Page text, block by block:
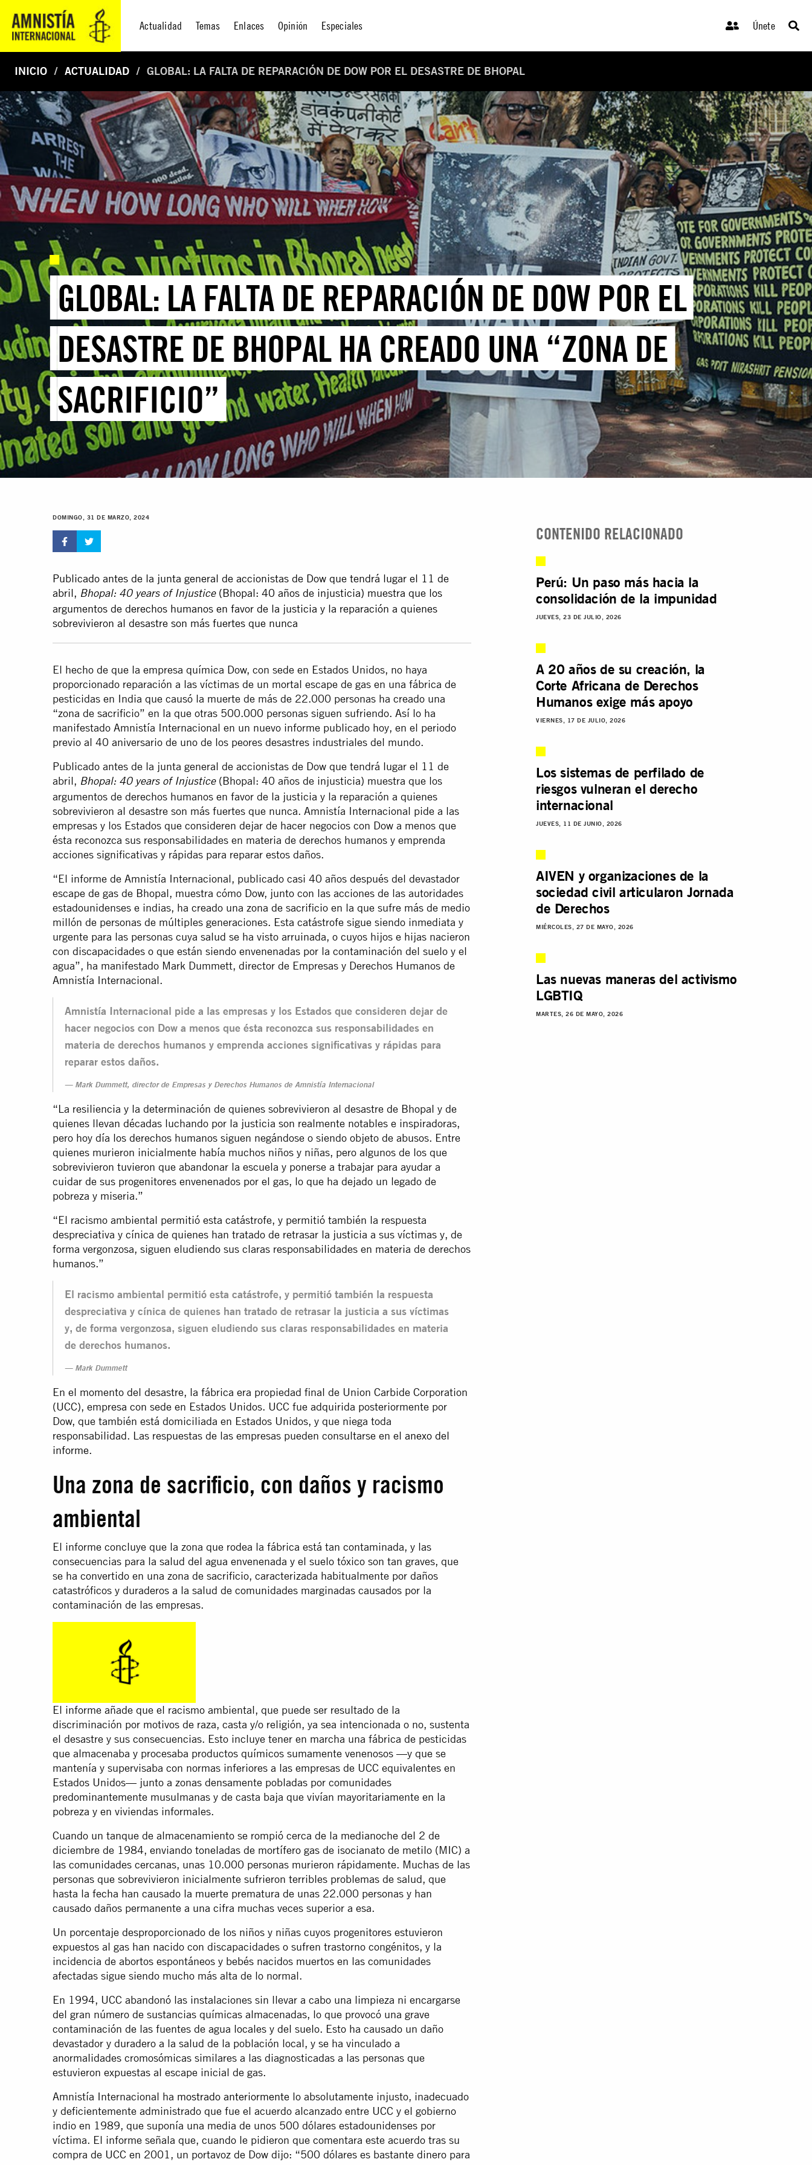
Actualidad Temas Enlaces Opinión Especiales Únete
INICIO ACTUALIDAD GLOBAL: LA FALTA DE REPARACIÓN DE DOW POR EL DESASTRE DE BHOPAL
GLOBAL: LA FALTA DE REPARACIÓN DE DOW POR EL
DESASTRE DE BHOPAL HA CREADO UNA “ZONA DE
SACRIFICIO”
DOMINGO, 31 DE MARZO, 2024
Publicado antes de la junta general de accionistas de Dow que tendrá lugar el 11 de
abril, Bhopal: 40 years of Injustice(Bhopal: 40 años de injusticia) muestra que los
argumentos de derechos humanos en favor de la justicia y la reparación a quienes
sobrevivieron al desastre son más fuertes que nunca
El hecho de que la empresa química Dow, con sede en Estados Unidos, no haya
proporcionado reparación a las víctimas de un mortal escape de gas en una fábrica de
pesticidas en India que causó la muerte de más de 22.000 personas ha creado una
“zona de sacrificio” en la que otras 500.000 personas siguen sufriendo. Así lo ha
manifestado Amnistía Internacional en un nuevo informe publicado hoy, en el periodo
previo al 40 aniversario de uno de los peores desastres industriales del mundo.
Publicado antes de la junta general de accionistas de Dow que tendrá lugar el 11 de
abril, Bhopal: 40 years of Injustice(Bhopal: 40 años de injusticia) muestra que los
argumentos de derechos humanos en favor de la justicia y la reparación a quienes
sobrevivieron al desastre son más fuertes que nunca. Amnistía Internacional pide a las
empresas y los Estados que consideren dejar de hacer negocios con Dow a menos que
ésta reconozca sus responsabilidades en materia de derechos humanos y emprenda
acciones significativas y rápidas para reparar estos daños.
“El informe de Amnistía Internacional, publicado casi 40 años después del devastador
escape de gas de Bhopal, muestra cómo Dow, junto con las acciones de las autoridades
estadounidenses e indias, ha creado una zona de sacrificio en la que sufre más de medio
millón de personas de múltiples generaciones. Esta catástrofe sigue siendo inmediata y
urgente para las personas cuya salud se ha visto arruinada, o cuyos hijos e hijas nacieron
con discapacidades o que están siendo envenenadas por la contaminación del suelo y el
agua”, ha manifestado Mark Dummett, director de Empresas y Derechos Humanos de
Amnistía Internacional.
Amnistía Internacional pide a las empresas y los Estados que consideren dejar de
hacer negocios con Dow a menos que ésta reconozca sus responsabilidades en
materia de derechos humanos y emprenda acciones significativas y rápidas para
reparar estos daños.
Mark Dummett, director de Empresas y Derechos Humanos de Amnistía Internacional
“La resiliencia y la determinación de quienes sobrevivieron al desastre de Bhopal y de
quienes llevan décadas luchando por la justicia son realmente notables e inspiradoras,
pero hoy día los derechos humanos siguen negándose o siendo objeto de abusos. Entre
quienes murieron inicialmente había muchos niños y niñas, pero algunos de los que
sobrevivieron tuvieron que abandonar la escuela y ponerse a trabajar para ayudar a
cuidar de sus progenitores envenenados por el gas, lo que ha dejado un legado de
pobreza y miseria.”
“El racismo ambiental permitió esta catástrofe, y permitió también la respuesta
despreciativa y cínica de quienes han tratado de retrasar la justicia a sus víctimas y, de
forma vergonzosa, siguen eludiendo sus claras responsabilidades en materia de derechos
humanos.”
El racismo ambiental permitió esta catástrofe, y permitió también la respuesta
despreciativa y cínica de quienes han tratado de retrasar la justicia a sus víctimas
y, de forma vergonzosa, siguen eludiendo sus claras responsabilidades en materia
de derechos humanos.
Mark Dummett
En el momento del desastre, la fábrica era propiedad final de Union Carbide Corporation
(UCC), empresa con sede en Estados Unidos. UCC fue adquirida posteriormente por
Dow, que también está domiciliada en Estados Unidos, y que niega toda
responsabilidad. Las respuestas de las empresas pueden consultarse en el anexo del
informe.
Una zona de sacrificio, con daños y racismo
ambiental
El informe concluye que la zona que rodea la fábrica está tan contaminada, y las
consecuencias para la salud del agua envenenada y el suelo tóxico son tan graves, que
se ha convertido en una zona de sacrificio, caracterizada habitualmente por daños
catastróficos y duraderos a la salud de comunidades marginadas causados por la
contaminación de las empresas.
El informe añade que el racismo ambiental, que puede ser resultado de la
discriminación por motivos de raza, casta y/o religión, ya sea intencionada o no, sustenta
el desastre y sus consecuencias. Esto incluye tener en marcha una fábrica de pesticidas
que almacenaba y procesaba productos químicos sumamente venenosos —y que se
mantenía y supervisaba con normas inferiores a las empresas de UCC equivalentes en
Estados Unidos— junto a zonas densamente pobladas por comunidades
predominantemente musulmanas y de casta baja que vivían mayoritariamente en la
pobreza y en viviendas informales.
Cuando un tanque de almacenamiento se rompió cerca de la medianoche del 2 de
diciembre de 1984, enviando toneladas de mortífero gas de isocianato de metilo (MIC) a
las comunidades cercanas, unas 10.000 personas murieron rápidamente. Muchas de las
personas que sobrevivieron inicialmente sufrieron terribles problemas de salud, que
hasta la fecha han causado la muerte prematura de unas 22.000 personas y han
causado daños permanente a una cifra muchas veces superior a esa.
Un porcentaje desproporcionado de los niños y niñas cuyos progenitores estuvieron
expuestos al gas han nacido con discapacidades o sufren trastorno congénitos, y la
incidencia de abortos espontáneos y bebés nacidos muertos en las comunidades
afectadas sigue siendo mucho más alta de lo normal.
En 1994, UCC abandonó las instalaciones sin llevar a cabo una limpieza ni encargarse
del gran número de sustancias químicas almacenadas, lo que provocó una grave
contaminación de las fuentes de agua locales y del suelo. Esto ha causado un daño
devastador y duradero a la salud de la población local, y se ha vinculado a
anormalidades cromosómicas similares a las diagnosticadas a las personas que
estuvieron expuestas al escape inicial de gas.
Amnistía Internacional ha mostrado anteriormente lo absolutamente injusto, inadecuado
y deficientemente administrado que fue el acuerdo alcanzado entre UCC y el gobierno
indio en 1989, que suponía una media de unos 500 dólares estadounidenses por
víctima. El informe señala que, cuando le pidieron que comentara este acuerdo tras su
compra de UCC en 2001, un portavoz de Dow dijo: “500 dólares es bastante dinero para
CONTENIDO RELACIONADO
Perú: Un paso más hacia la
consolidación de la impunidad
JUEVES, 23 DE JULIO, 2026
A 20 años de su creación, la
Corte Africana de Derechos
Humanos exige más apoyo
VIERNES, 17 DE JULIO, 2026
Los sistemas de perfilado de
riesgos vulneran el derecho
internacional
JUEVES, 11 DE JUNIO, 2026
AIVEN y organizaciones de la
sociedad civil articularon Jornada
de Derechos
MIÉRCOLES, 27 DE MAYO, 2026
Las nuevas maneras del activismo
LGBTIQ
MARTES, 26 DE MAYO, 2026